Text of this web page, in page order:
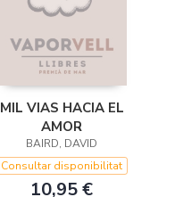
MIL VIAS HACIA EL
AMOR
BAIRD, DAVID
Consultar disponibilitat
10,95 €